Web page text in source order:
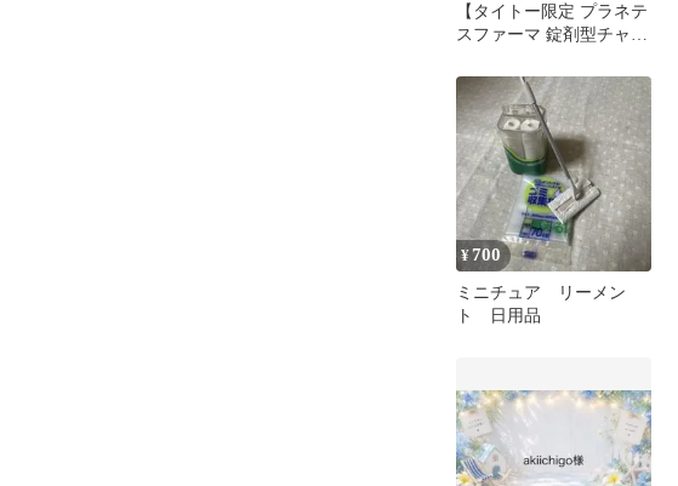
【タイトー限定 プラネテ
スファーマ 錠剤型チャー
ム
¥700
ミニチュア リーメン
ト 日用品